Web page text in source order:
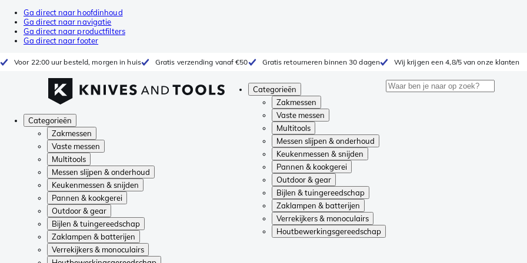
Ga direct naar hoofdinhoud
Ga direct naar navigatie
Ga direct naar productfilters
Ga direct naar footer
Voor 22:00 uur besteld, morgen in huis Gratis verzending vanaf €50 Gratis retourneren binnen 30 dagen Wij krijgen een 4,8/5 van onze klanten
Categorieën
Zakmessen
Vaste messen
Multitools
Messen slijpen & onderhoud
Keukenmessen & snijden
Pannen & kookgerei
Outdoor & gear
Bijlen & tuingereedschap
Zaklampen & batterijen
Verrekijkers & monoculairs
Houtbewerkingsgereedschap
Categorieën
Zakmessen
Vaste messen
Multitools
Messen slijpen & onderhoud
Keukenmessen & snijden
Pannen & kookgerei
Outdoor & gear
Bijlen & tuingereedschap
Zaklampen & batterijen
Verrekijkers & monoculairs